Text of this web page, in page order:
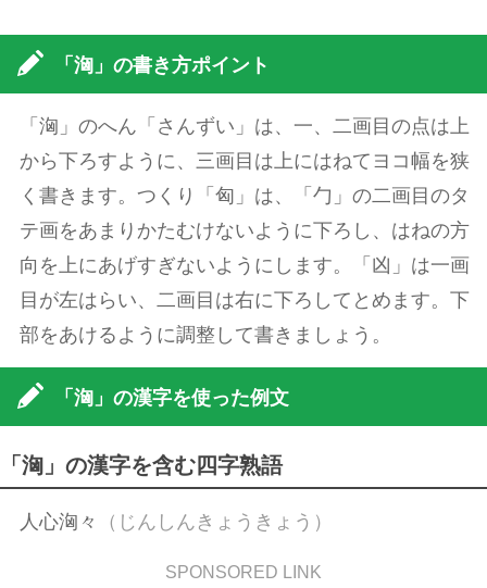
「洶」の書き方ポイント
「洶」のへん「さんずい」は、一、二画目の点は上
から下ろすように、三画目は上にはねてヨコ幅を狭
く書きます。つくり「匈」は、「勹」の二画目のタ
テ画をあまりかたむけないように下ろし、はねの方
向を上にあげすぎないようにします。「凶」は一画
目が左はらい、二画目は右に下ろしてとめます。下
部をあけるように調整して書きましょう。
「洶」の漢字を使った例文
「洶」の漢字を含む四字熟語
人心洶々 （じんしんきょうきょう）
SPONSORED LINK